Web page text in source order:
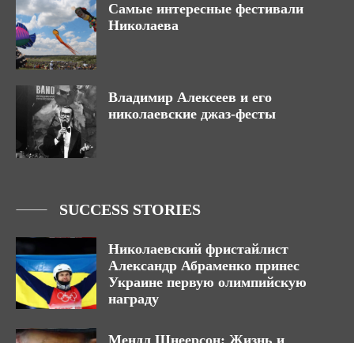
Самые интересные фестивали
Николаева
Владимир Алексеев и его
николаевские джаз-фесты
SUCCESS STORIES
Николаевский фристайлист
Александр Абраменко принес
Украине первую олимпийскую
награду
Мендл Шнеерсон: Жизнь и